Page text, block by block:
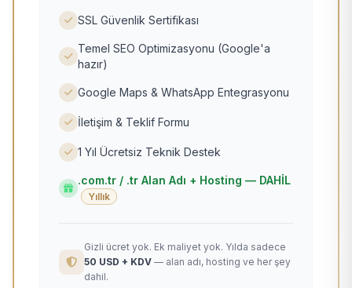
SSL Güvenlik Sertifikası
Temel SEO Optimizasyonu (Google'a
hazır)
Google Maps & WhatsApp Entegrasyonu
İletişim & Teklif Formu
1 Yıl Ücretsiz Teknik Destek
.com.tr / .tr Alan Adı + Hosting — DAHİL
Yıllık
Gizli ücret yok. Ek maliyet yok. Yılda sadece
50 USD + KDV — alan adı, hosting ve her şey
dahil.